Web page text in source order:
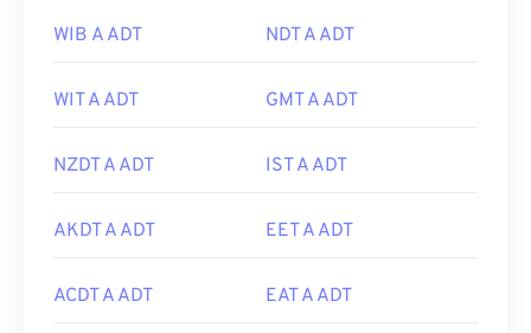
WIB A ADT NDT A ADT
WIT A ADT GMT A ADT
NZDT A ADT IST A ADT
AKDT A ADT EET A ADT
ACDT A ADT EAT A ADT